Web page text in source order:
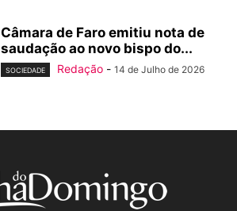
Câmara de Faro emitiu nota de
saudação ao novo bispo do...
SOCIEDADE Redação - 14 de Julho de 2026